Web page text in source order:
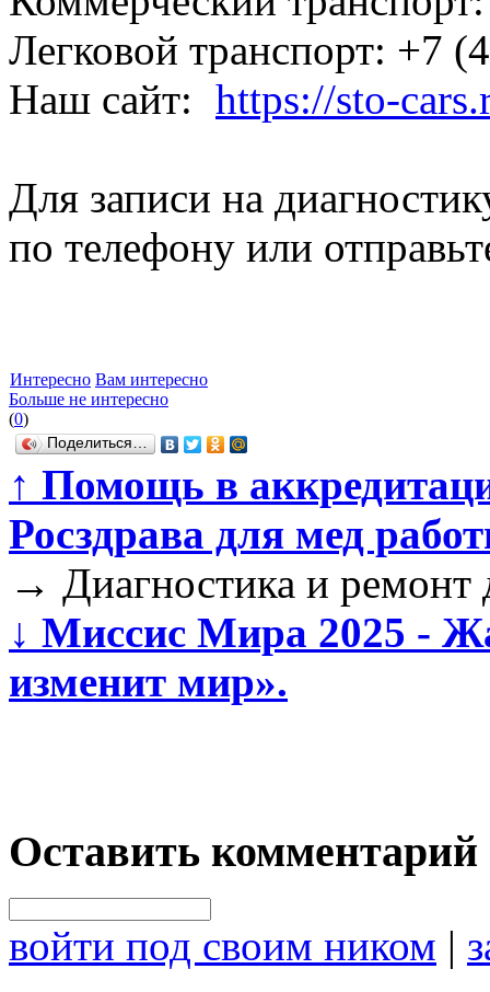
Легковой транспорт: +7
Наш сайт: https://sto-
Для записи на
по телефону или
Интересно Вам интересно
Больше не интересно
(0)
Поделиться…
↑ Помощь в
Росздрава для мед
→ Диагностика и ремонт
↓ Миссис Мира 2025 -
изменит мир».
Оставить комментарий
войти под своим ником |